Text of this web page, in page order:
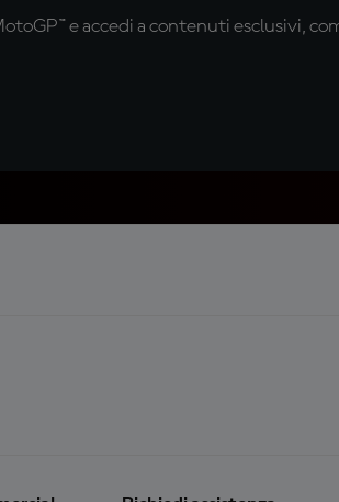
e accedi a contenuti esclusivi,